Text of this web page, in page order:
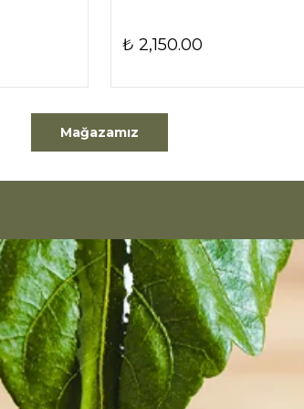
₺ 2,150.00
Mağazamız